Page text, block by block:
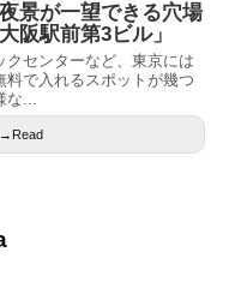
景が一望できる穴場
阪駅前第3ビル」
クセンターなど、東京には
料で入れるスポットが幾つ
な...
→Read